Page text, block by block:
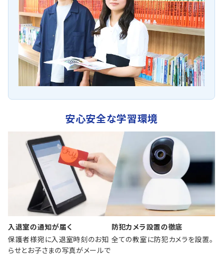
安心安全な学習環境
入退室の通知が届く
保護者様宛に入退室時刻のお知
らせとお子さまの写真がメールで
防犯カメラ設置の徹底
全ての教室に防犯カメラを設置。